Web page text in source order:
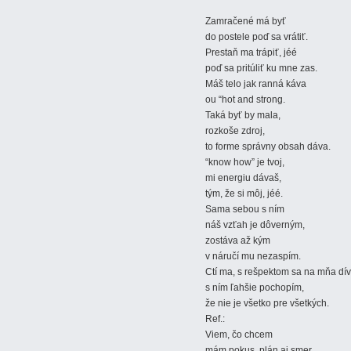
Zamračené má byť
do postele poď sa vrátiť.
Prestaň ma trápiť, jéé
poď sa pritúliť ku mne zas.
Máš telo jak ranná káva
ou “hot and strong.
Taká byť by mala,
rozkoše zdroj,
to forme správny obsah dáva.
“know how” je tvoj,
mi energiu dávaš,
tým, že si môj, jéé.
Sama sebou s ním
náš vzťah je dôverným,
zostáva až kým
v náručí mu nezaspím.
Ctí ma, s rešpektom sa na mňa
s ním ľahšie pochopím,
že nie je všetko pre všetkých.
Ref.:
Viem, čo chcem